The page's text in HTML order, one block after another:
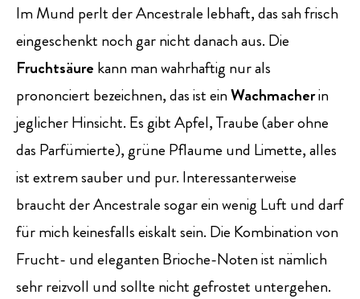
Im Mund perlt der Ancestrale lebhaft, das sah frisch
eingeschenkt noch gar nicht danach aus. Die
Fruchtsäure kann man wahrhaftig nur als
prononciert bezeichnen, das ist einWachmacherin
jeglicher Hinsicht. Es gibt Apfel, Traube (aber ohne
das Parfümierte), grüne Pflaume und Limette, alles
ist extrem sauber und pur. Interessanterweise
braucht der Ancestrale sogar ein wenig Luft und darf
für mich keinesfalls eiskalt sein. Die Kombination von
Frucht- und eleganten Brioche-Noten ist nämlich
sehr reizvoll und sollte nicht gefrostet untergehen.